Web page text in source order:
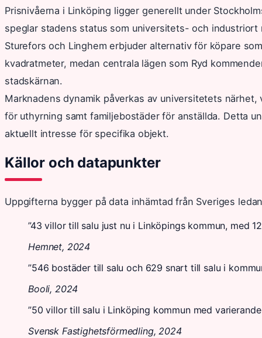
Prisnivåerna i Linköping ligger generellt under
speglar stadens status som universitets- och
Sturefors och Linghem erbjuder alternativ för köpare
kvadratmeter, medan centrala lägen som Ryd
stadskärnan.
Marknadens dynamik påverkas av universitetets
för uthyrning samt familjebostäder för anställda. Detta
aktuellt intresse för specifika objekt.
Källor och datapunkter
Uppgifterna bygger på data inhämtad från Sveriges
”43 villor till salu just nu i Linköpings kommun, med
Hemnet, 2024
”546 bostäder till salu och 629 snart till salu i
Booli, 2024
”50 villor till salu i Linköping kommun med
Svensk Fastighetsförmedling, 2024